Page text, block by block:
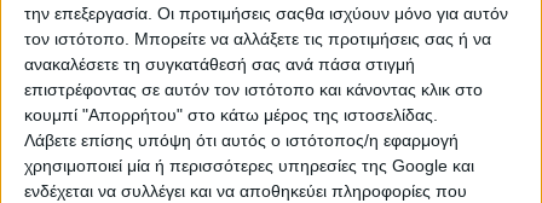
την επεξεργασία. Οι προτιμήσεις σαςθα ισχύουν μόνο για αυτόν
τον ιστότοπο. Μπορείτε να αλλάξετε τις προτιμήσεις σας ή να
ανακαλέσετε τη συγκατάθεσή σας ανά πάσα στιγμή
επιστρέφοντας σε αυτόν τον ιστότοπο και κάνοντας κλικ στο
κουμπί "Απορρήτου" στο κάτω μέρος της ιστοσελίδας.
Λάβετε επίσης υπόψη ότι αυτός ο ιστότοπος/η εφαρμογή
χρησιμοποιεί μία ή περισσότερες υπηρεσίες της Google και
ενδέχεται να συλλέγει και να αποθηκεύει πληροφορίες που